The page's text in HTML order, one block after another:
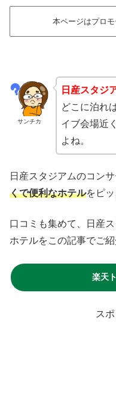
本ページはプロモ
サンチカ
日産スタジ
どこに泊れ
イブ会場近
よね。
日産スタジアムのコンサ
くで便利なホテルをピッ
口コミも集めて、日産
ホテルをこの記事でご紹
楽天
ス